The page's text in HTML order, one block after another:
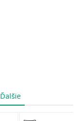
Ďalšie